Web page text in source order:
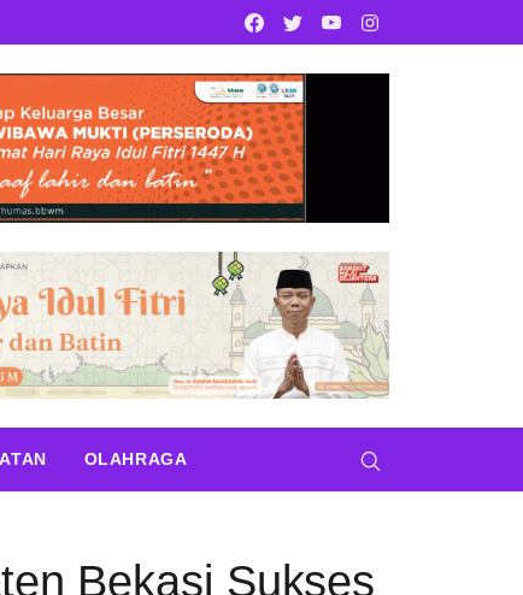
Facebook
TwitterYoutube
OLAHRAGA
Bekasi Sukses